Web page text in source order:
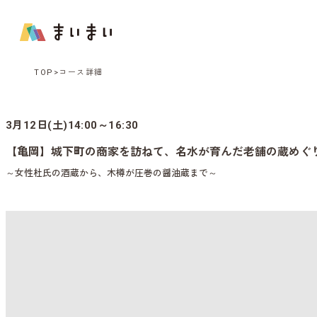
TOP コース詳細
3月12日(土)14:00～16:30
【亀岡】城下町の商家を訪ねて、名水が育んだ老舗の蔵めぐ
～女性杜氏の酒蔵から、木樽が圧巻の醤油蔵まで～